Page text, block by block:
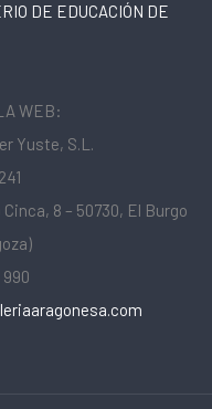
DE EDUCACIÓN DE
WEB:
Yuste, S.L.
8 – 50730, El Burgo